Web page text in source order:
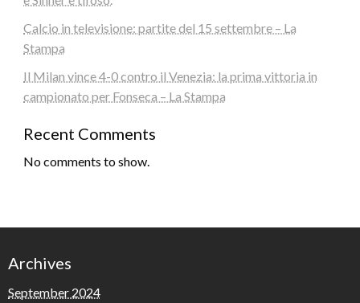
Calcio in televisione: partite del 15 settembre – La
Stampa
Il Milan vince 4-0 contro il Venezia: la prima vittoria in
campionato per Fonseca – La Stampa
Recent Comments
No comments to show.
Archives
September 2024